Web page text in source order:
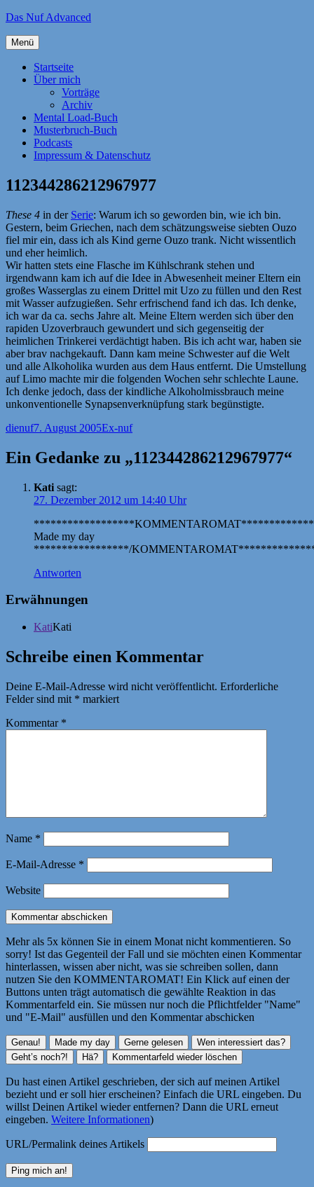
Zum
springen
Das Nuf Advanced
Menü
Startseite
Über mich
Vorträge
Archiv
Mental Load-Buch
Musterbruch-Buch
Podcasts
Impressum & Datenschutz
112344286212967977
These 4 in der Serie: Warum ich so geworden bin, wie ich bin.
Gestern, beim Griechen, nach dem schätzungsweise siebten Ouzo
fiel mir ein, dass ich als Kind gerne Ouzo trank. Nicht wissentlich
und eher heimlich.
Wir hatten stets eine Flasche im Kühlschrank stehen und
irgendwann kam ich auf die Idee in Abwesenheit meiner Eltern ein
großes Wasserglas zu einem Drittel mit Uzo zu füllen und den Rest
mit Wasser aufzugießen. Sehr erfrischend fand ich das. Ich denke,
ich war da ca. sechs Jahre alt. Meine Eltern werden sich über den
rapiden Uzoverbrauch gewundert und sich gegenseitig der
heimlichen Trinkerei verdächtigt haben. Bis ich acht war, haben sie
aber brav nachgekauft. Dann kam meine Schwester auf die Welt
und alle Alkoholika wurden aus dem Haus entfernt. Die Umstellung
auf Limo machte mir die folgenden Wochen sehr schlechte Laune.
Ich denke jedoch, dass der kindliche Alkoholmissbrauch meine
unkonventionelle Synapsenverknüpfung stark begünstigte.
Autor
dienufVeröffentlicht
7. August 2005Kategorien
Ex-nuf
Ein Gedanke zu „112344286212967977“
Kati sagt:
27. Dezember 2012 um 14:40 Uhr
Made my day
*****************/
Antworten
Erwähnungen
KatiKati
Schreibe einen Kommentar
Deine E-Mail-Adresse wird nicht veröffentlicht. Erforderliche
Felder sind mit * markiert
Kommentar *
Name *
E-Mail-Adresse *
Website
Mehr als 5x können Sie in einem Monat nicht kommentieren. So
sorry! Ist das Gegenteil der Fall und sie möchten einen Kommentar
hinterlassen, wissen aber nicht, was sie schreiben sollen, dann
nutzen Sie den KOMMENTAROMAT! Ein Klick auf einen der
Buttons unten trägt automatisch die gewählte Reaktion in das
Kommentarfeld ein. Sie müssen nur noch die Pflichtfelder "Name"
und "E-Mail" ausfüllen und den Kommentar abschicken
Du hast einen Artikel geschrieben, der sich auf meinen Artikel
bezieht und er soll hier erscheinen? Einfach die URL eingeben. Du
willst Deinen Artikel wieder entfernen? Dann die URL erneut
eingeben. Weitere Informationen)
URL/Permalink deines Artikels